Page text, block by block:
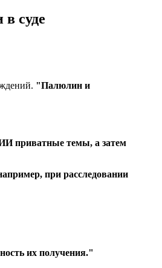
суде
"Палюлин и
приватные темы, а затем
при расследовании
их получения."